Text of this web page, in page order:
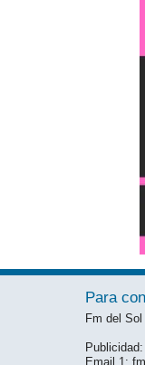
Para
Fm del
Email 1: